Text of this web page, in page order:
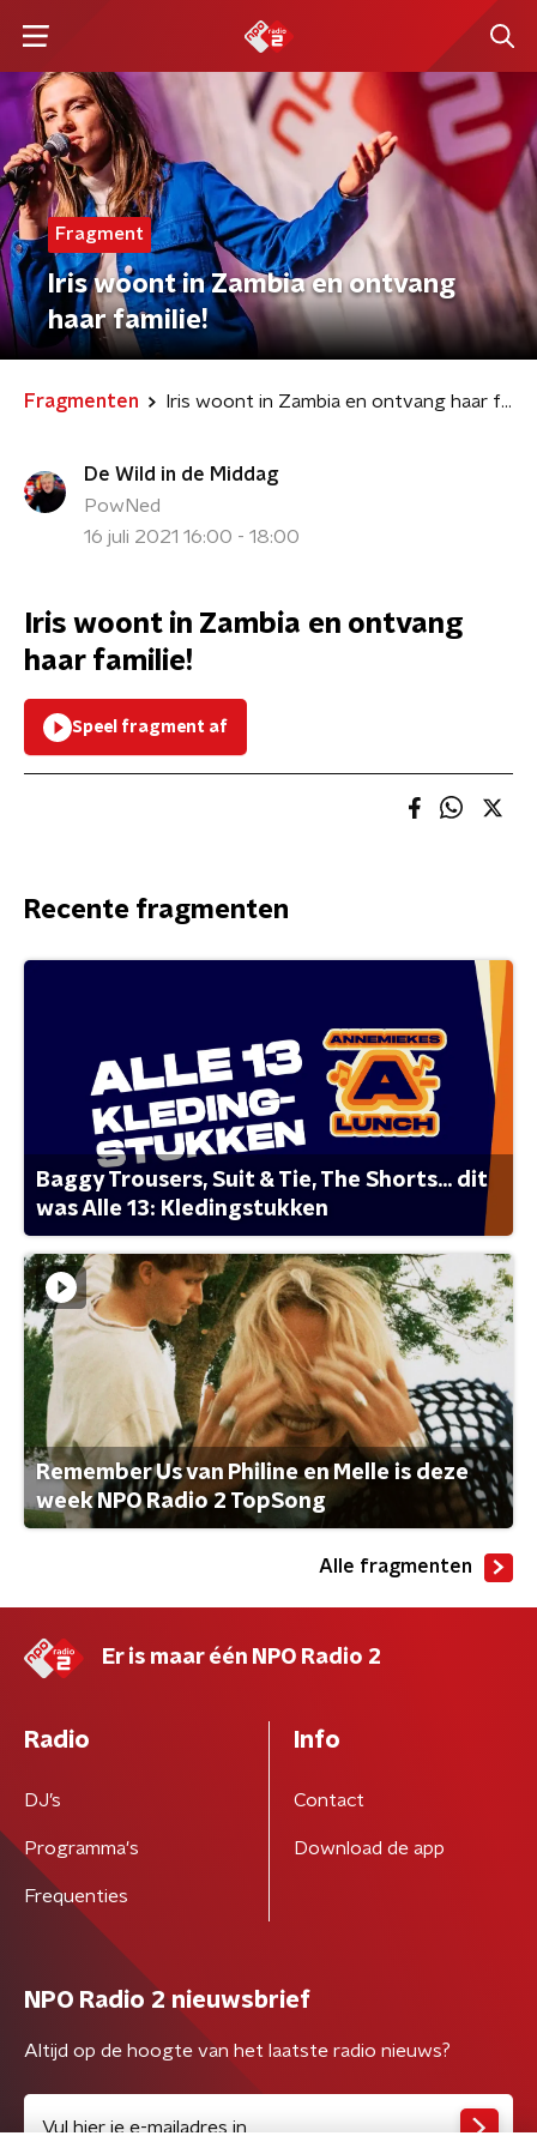
Fragment
Iris woont in Zambia en ontvang
haar familie!
Fragmenten Iris woont in Zambia en ontvang haar familie!
De Wild in de Middag
PowNed
16 juli 2021 16:00 - 18:00
Iris woont in Zambia en ontvang
haar familie!
Speel fragment af
Recente fragmenten
Baggy Trousers, Suit & Tie, The Shorts... dit
was Alle 13: Kledingstukken
Remember Us van Philine en Melle is deze
week NPO Radio 2 TopSong
Alle fragmenten
Er is maar één NPO Radio 2
Radio
DJ’s
Programma's
Frequenties
Info
Contact
Download de app
NPO Radio 2 nieuwsbrief
Altijd op de hoogte van het laatste radio nieuws?